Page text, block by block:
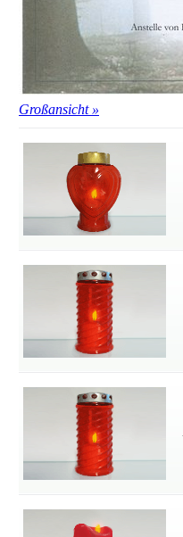
Großansicht »